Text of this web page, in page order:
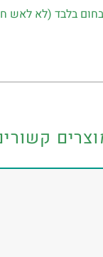
בחום בלבד (לא לאש